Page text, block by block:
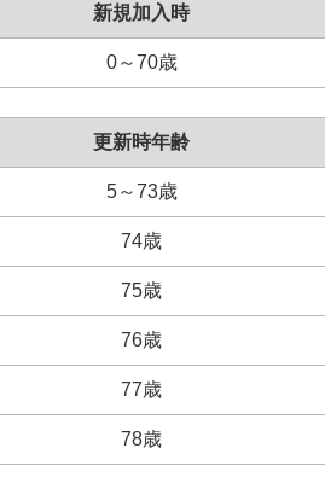
新規加入時
0～70歳
更新時年齢
5～73歳
74歳
75歳
76歳
77歳
78歳